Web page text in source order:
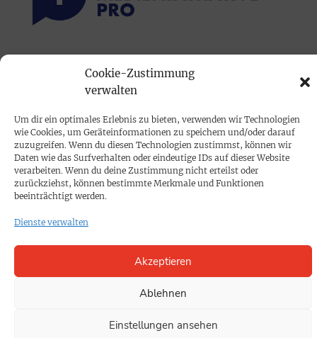
Cookie-Zustimmung
verwalten
Um dir ein optimales Erlebnis zu bieten, verwenden wir Technologien
wie Cookies, um Geräteinformationen zu speichern und/oder darauf
zuzugreifen. Wenn du diesen Technologien zustimmst, können wir
Daten wie das Surfverhalten oder eindeutige IDs auf dieser Website
verarbeiten. Wenn du deine Zustimmung nicht erteilst oder
zurückziehst, können bestimmte Merkmale und Funktionen
beeinträchtigt werden.
Dienste verwalten
Akzeptieren
Ablehnen
Einstellungen ansehen
Mediadaten
PROKOMPAKT
Impressum
SPENDEN
Cookie-Richtlinie